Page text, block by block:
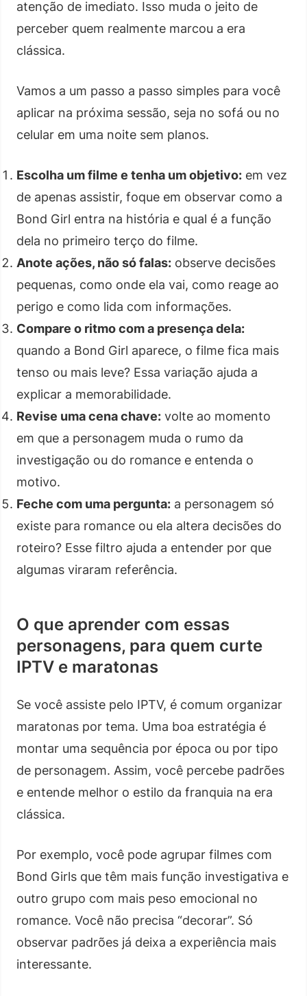
atenção de imediato. Isso muda o jeito de
perceber quem realmente marcou a era
clássica.
Vamos a um passo a passo simples para você
aplicar na próxima sessão, seja no sofá ou no
celular em uma noite sem planos.
Escolha um filme e tenha um objetivo: em vez
de apenas assistir, foque em observar como a
Bond Girl entra na história e qual é a função
dela no primeiro terço do filme.
Anote ações, não só falas: observe decisões
pequenas, como onde ela vai, como reage ao
perigo e como lida com informações.
Compare o ritmo com a presença dela:
quando a Bond Girl aparece, o filme fica mais
tenso ou mais leve? Essa variação ajuda a
explicar a memorabilidade.
Revise uma cena chave: volte ao momento
em que a personagem muda o rumo da
investigação ou do romance e entenda o
motivo.
Feche com uma pergunta: a personagem só
existe para romance ou ela altera decisões do
roteiro? Esse filtro ajuda a entender por que
algumas viraram referência.
O que aprender com essas
personagens, para quem curte
IPTV e maratonas
Se você assiste pelo IPTV, é comum organizar
maratonas por tema. Uma boa estratégia é
montar uma sequência por época ou por tipo
de personagem. Assim, você percebe padrões
e entende melhor o estilo da franquia na era
clássica.
Por exemplo, você pode agrupar filmes com
Bond Girls que têm mais função investigativa e
outro grupo com mais peso emocional no
romance. Você não precisa “decorar”. Só
observar padrões já deixa a experiência mais
interessante.